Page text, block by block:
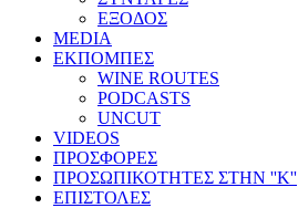
ΕΞΟΔΟΣ
MEDIA
ΕΚΠΟΜΠΕΣ
WINE ROUTES
PODCASTS
UNCUT
VIDEOS
ΠΡΟΣΦΟΡΕΣ
ΠΡΟΣΩΠΙΚΟΤΗΤΕΣ ΣΤΗΝ ''Κ''
ΕΠΙΣΤΟΛΕΣ